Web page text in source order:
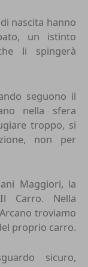
nascita hanno
un istinto
li spingerà
seguono il
nella sfera
troppo, si
non per
Maggiori, la
Carro. Nella
troviamo
proprio carro.
sicuro,